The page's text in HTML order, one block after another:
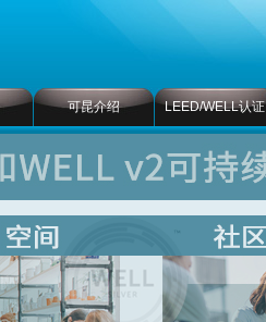
可昆介绍 LEED/WELL认证